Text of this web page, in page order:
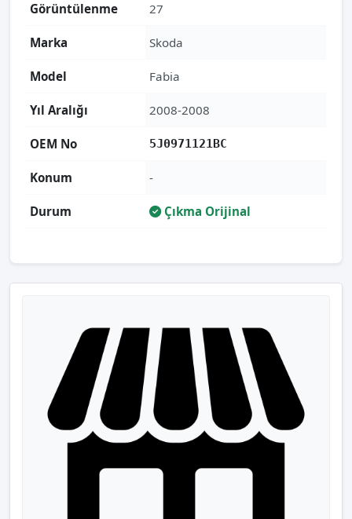
Görüntülenme 27
Marka Skoda
Model Fabia
Yıl Aralığı 2008-2008
OEM No 5J0971121BC
Konum -
Durum Çıkma Orijinal